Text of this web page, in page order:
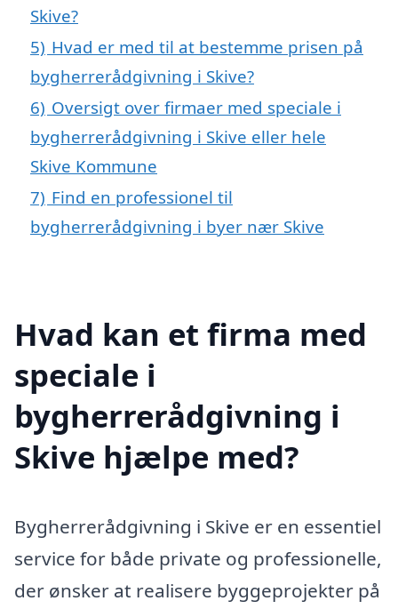
Skive?
5) Hvad er med til at bestemme prisen på
bygherrerådgivning i Skive?
6) Oversigt over firmaer med speciale i
bygherrerådgivning i Skive eller hele
Skive Kommune
7) Find en professionel til
bygherrerådgivning i byer nær Skive
Hvad kan et firma med
speciale i
bygherrerådgivning i
Skive hjælpe med?
Bygherrerådgivning i Skive er en essentiel
service for både private og professionelle,
der ønsker at realisere byggeprojekter på